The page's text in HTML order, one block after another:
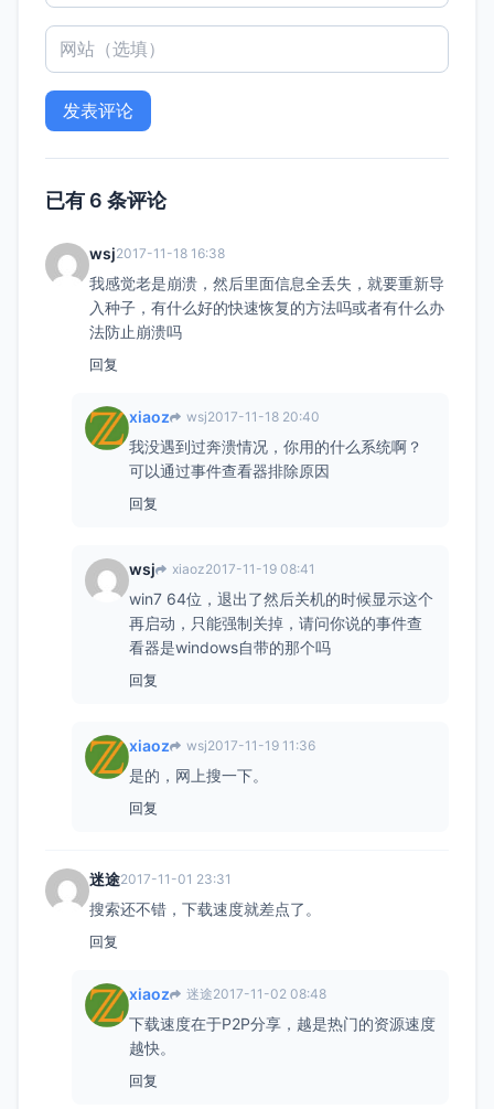
已有 6 条评论
wsj2017-11-18 16:38
我感觉老是崩溃，然后里面信息全丢失，就要重新导
入种子，有什么好的快速恢复的方法吗或者有什么办
法防止崩溃吗
回复
xiaoz wsj2017-11-18 20:40
我没遇到过奔溃情况，你用的什么系统啊？
可以通过事件查看器排除原因
回复
wsj xiaoz2017-11-19 08:41
win7 64位，退出了然后关机的时候显示这个
再启动，只能强制关掉，请问你说的事件查
看器是windows自带的那个吗
回复
xiaoz wsj2017-11-19 11:36
是的，网上搜一下。
回复
迷途2017-11-01 23:31
搜索还不错，下载速度就差点了。
回复
xiaoz 迷途2017-11-02 08:48
下载速度在于P2P分享，越是热门的资源速度
越快。
回复